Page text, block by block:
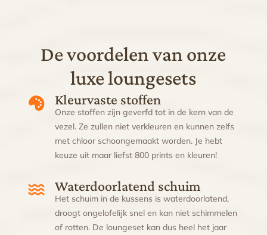
De voordelen van onze
luxe loungesets
Kleurvaste stoffen
Onze stoffen zijn geverfd tot in de kern van de
vezel. Ze zullen niet verkleuren en kunnen zelfs
met chloor schoongemaakt worden. Je hebt
keuze uit maar liefst 800 prints en kleuren!
Waterdoorlatend schuim
Het schuim in de kussens is waterdoorlatend,
droogt ongelofelijk snel en kan niet schimmelen
of rotten. De loungeset kan dus heel het jaar